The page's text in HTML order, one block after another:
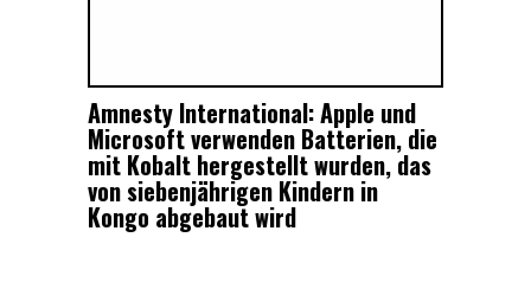
Amnesty International: Apple und
Microsoft verwenden Batterien, die
mit Kobalt hergestellt wurden, das
von siebenjährigen Kindern in
Kongo abgebaut wird